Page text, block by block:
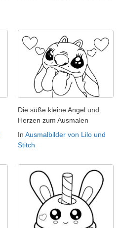
Die süße kleine Angel und
Herzen zum Ausmalen
In Ausmalbilder von Lilo und
Stitch